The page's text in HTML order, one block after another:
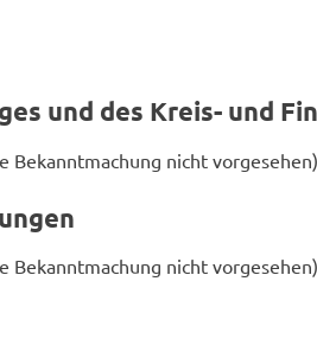
und des Kreis-​ und
Be­kannt­ma­chung nicht vor­ge­se­hen)
Be­kannt­ma­chung nicht vor­ge­se­hen)